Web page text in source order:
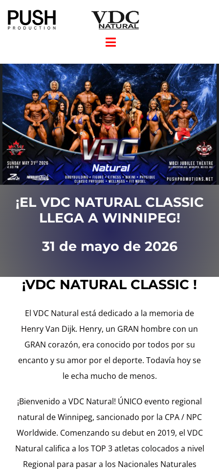
Toggle
Navigation
HOME
TICKETS
REGISTRATION
Corazón de León Contacto
¡EL VDC NATURAL CLASSIC
LLEGA A WINNIPEG!
31 de mayo de 2026
¡VDC NATURAL CLASSIC !
El VDC Natural está dedicado a la memoria de
Henry Van Dijk. Henry, un GRAN hombre con un
GRAN corazón, era conocido por todos por su
encanto y su amor por el deporte. Todavía hoy se
le echa mucho de menos.
¡Bienvenido a VDC Natural! ÚNICO evento regional
natural de Winnipeg, sancionado por la CPA / NPC
Worldwide. Comenzando su debut en 2019, el VDC
Natural califica a los TOP 3 atletas colocados a nivel
Regional para pasar a los Nacionales Naturales